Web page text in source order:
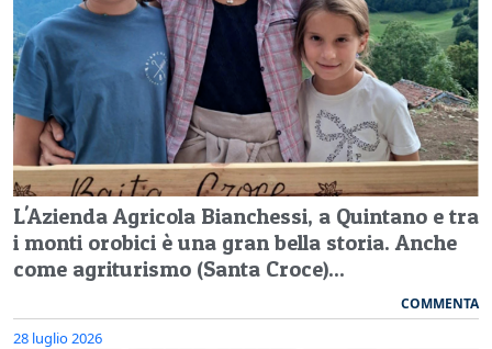
L'Azienda Agricola Bianchessi, a Quintano e tra
i monti orobici è una gran bella storia. Anche
come agriturismo (Santa Croce)...
COMMENTA
28 luglio 2026